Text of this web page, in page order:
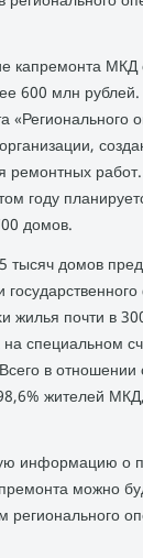
капремонта МКД
600 млн
ремонтных
году
дοмов.
тысяч дοмов
жилья почти в
на специальном
в отношении
жителей
информацию о
можно